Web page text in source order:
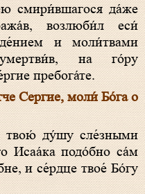
возлюби́л еси́
и моли́твами
на го́ру
пребога́те.
Сергие, моли́ Бо́га о
Исаа́ка подо́бно са́м
и се́рдце твое́ Бо́гу